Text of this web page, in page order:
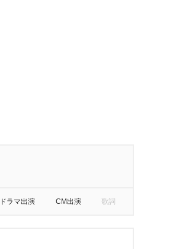
ドラマ出演 CM出演 歌詞